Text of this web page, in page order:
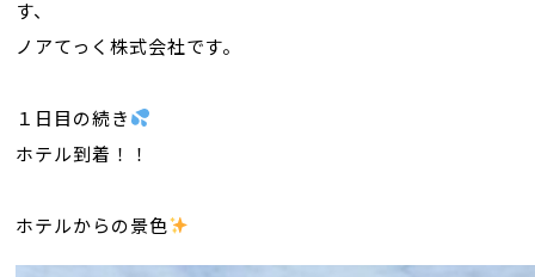
す、
ノアてっく株式会社です。
１日目の続き
ホテル到着！！
ホテルからの景色